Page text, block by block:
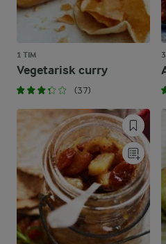
1 TIM
Vegetarisk curry
(37)